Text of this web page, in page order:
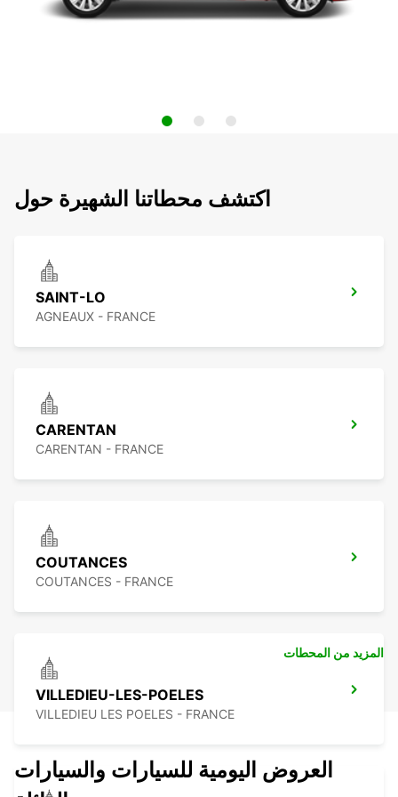
اكتشف محطاتنا الشهيرة حول
SAINT-LO
AGNEAUX - FRANCE
CARENTAN
CARENTAN - FRANCE
COUTANCES
COUTANCES - FRANCE
VILLEDIEU-LES-POELES
VILLEDIEU LES POELES - FRANCE
المزيد من المحطات
العروض اليومية للسيارات والسيارات